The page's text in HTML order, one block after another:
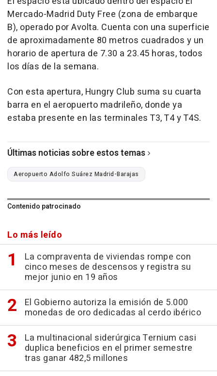
Mercado-Madrid Duty Free (zona de embarque
B), operado por Avolta. Cuenta con una superficie
de aproximadamente 80 metros cuadrados y un
horario de apertura de 7.30 a 23.45 horas, todos
los días de la semana.
Con esta apertura, Hungry Club suma su cuarta
barra en el aeropuerto madrileño, donde ya
estaba presente en las terminales T3, T4 y T4S.
Últimas noticias sobre estos temas
Aeropuerto Adolfo Suárez Madrid-Barajas
Contenido patrocinado
Lo más leído
La compraventa de viviendas rompe con
cinco meses de descensos y registra su
mejor junio en 19 años
El Gobierno autoriza la emisión de 5.000
monedas de oro dedicadas al cerdo ibérico
La multinacional siderúrgica Ternium casi
duplica beneficios en el primer semestre
tras ganar 482,5 millones